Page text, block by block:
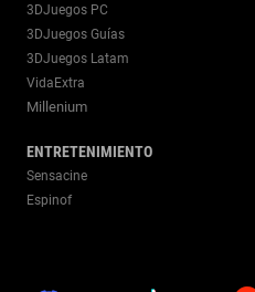
3DJuegos PC
3DJuegos Guías
3DJuegos Latam
VidaExtra
Millenium
ENTRETENIMIENTO
Sensacine
Espinof